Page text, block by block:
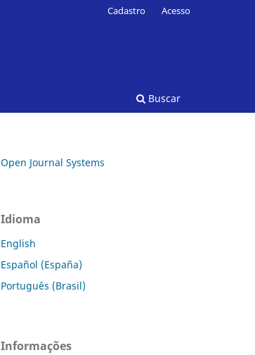
Buscar
Cadastro Acesso
Open Journal Systems
Idioma
English
Español (España)
Português (Brasil)
Informações